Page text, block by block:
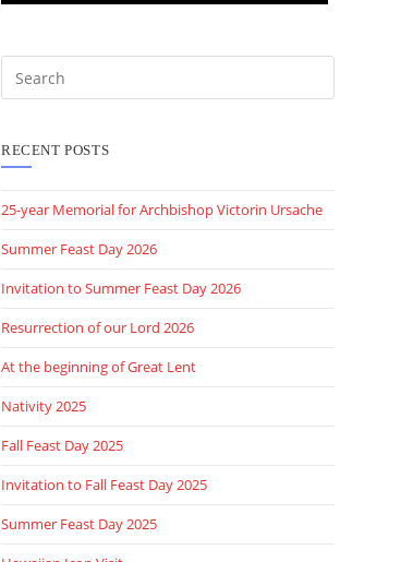
Search
this
RECENT POSTS
25-year Memorial for Archbishop Victorin Ursache
Summer Feast Day 2026
Invitation to Summer Feast Day 2026
Resurrection of our Lord 2026
At the beginning of Great Lent
Nativity 2025
Fall Feast Day 2025
Invitation to Fall Feast Day 2025
Summer Feast Day 2025